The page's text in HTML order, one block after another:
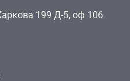
199 Д-5, оф 106